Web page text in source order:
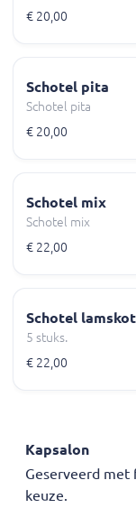
€ 20,00
Schotel pita
Schotel pita
€ 20,00
Schotel mix
Schotel mix
€ 22,00
Schotel
5 stuks.
€ 22,00
Kapsalon
Geserveerd met
keuze.